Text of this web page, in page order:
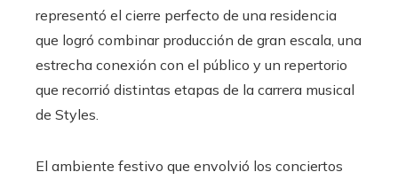
representó el cierre perfecto de una residencia
que logró combinar producción de gran escala, una
estrecha conexión con el público y un repertorio
que recorrió distintas etapas de la carrera musical
de Styles.
El ambiente festivo que envolvió los conciertos